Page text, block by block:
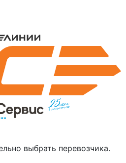
выбрать перевозчика.